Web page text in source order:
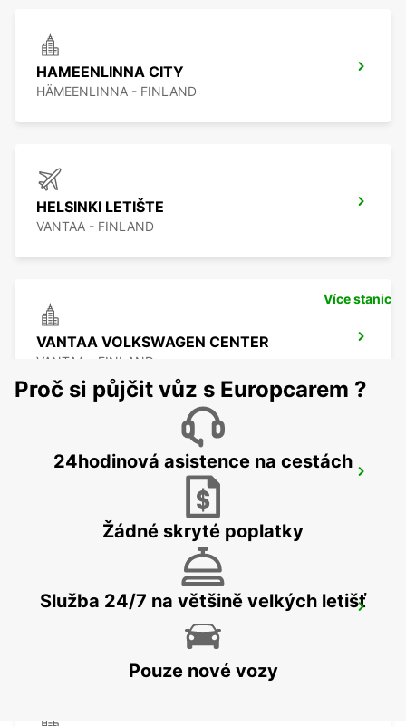
HAMEENLINNA CITY
HÄMEENLINNA - FINLAND
HELSINKI LETIŠTE
VANTAA - FINLAND
VANTAA VOLKSWAGEN CENTER
VANTAA - FINLAND
HELSINKI HERTTONIEMI
Více stanic
Proč si půjčit vůz s Europcarem ?
24hodinová asistence na cestách
Žádné skryté poplatky
Služba 24/7 na většině velkých letišť
Pouze nové vozy